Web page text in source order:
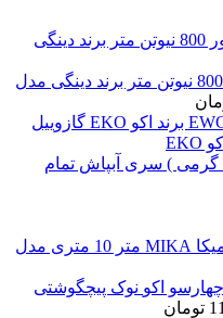
بکس بادی درایو 1/2 با گشتاور 800 نیوتن متر برند دینگی مدل
گازوییل
سری آبپاش تمام
متر 10 متری مدل
نوک پیچگوشتی
تومان